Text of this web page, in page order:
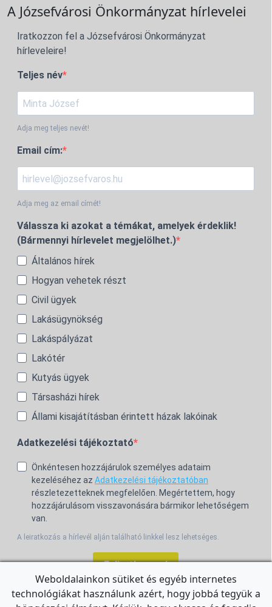
A Józsefvárosi Önkormányzat hírlevelei
Iratkozzon fel a Józsefvárosi Önkormányzat
hírleveleire!
Teljes név
Adja meg teljes nevét!
Email cím:
Adja meg az email címét!
Válassza ki azokat a témákat, amelyek érdeklik!
(Bármennyi hírlevelet megjelölhet.)
Általános hírek
Hogyan vehetek részt
Civil ügyek
Lakásügynökség
Lakáspályázat
Lakótér
Kutyás ügyek
Társasházi hírek
Állami kisajátításban érintett házak lakóinak
Adatkezelési tájékoztató
Önkéntesen hozzájárulok személyes adataim
kezeléséhez az Adatkezelési tájékoztatóban
részletezetteknek megfelelően. Megértettem, hogy
hozzájárulásom visszavonására bármikor lehetőségem
van.
A leiratkozás a hírlevél alján található linkkel lesz lehetséges.
Feliratkozom!
Weboldalainkon sütiket és egyéb internetes
technológiákat használunk azért, hogy jobbá tegyük a